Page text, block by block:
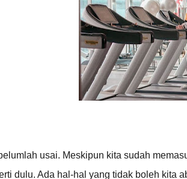
usai. Meskipun kita sudah
dulu. Ada hal-hal yang tidak boleh kita